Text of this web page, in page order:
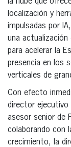
localización y
impulsadas por
una
para acelerar la
presencia en los
verticales de
Con efecto
director ejecutivo
asesor senior de
colaborando con
crecimiento, la